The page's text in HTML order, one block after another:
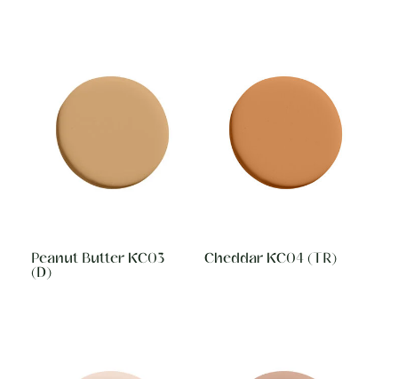
Peanut Butter KC03
(D)
Cheddar KC04 (TR)